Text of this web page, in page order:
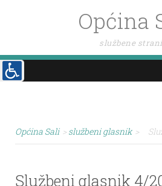
Općina
službene
Općina Sali > službeni glasnik >
Službeni glasnik 4/